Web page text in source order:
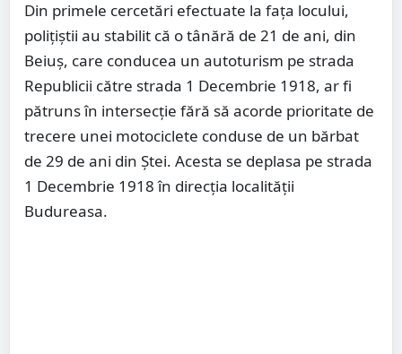
Din primele cercetări efectuate la fața locului,
polițiștii au stabilit că o tânără de 21 de ani, din
Beiuș, care conducea un autoturism pe strada
Republicii către strada 1 Decembrie 1918, ar fi
pătruns în intersecție fără să acorde prioritate de
trecere unei motociclete conduse de un bărbat
de 29 de ani din Ștei. Acesta se deplasa pe strada
1 Decembrie 1918 în direcția localității
Budureasa.